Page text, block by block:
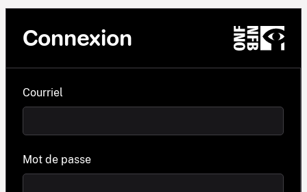
Connexion
Courriel
Mot de passe